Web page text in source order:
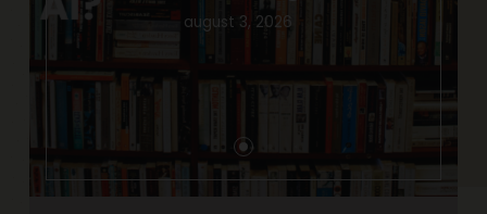
august 3, 2026